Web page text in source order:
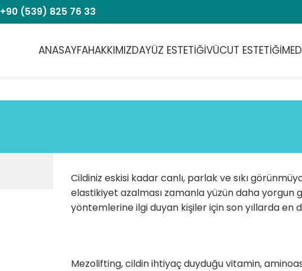
+90 (539) 825 76 33
ANASAYFAHAKKIMIZDAYÜZ ESTETIĞIVÜCUT ESTETIĞI
Cildiniz eskisi kadar canlı, parlak ve sıkı
elastikiyet azalması zamanla yüzün daha yorgun
yöntemlerine ilgi duyan kişiler için son yıllarda
Mezolifting, cildin ihtiyaç duyduğu vitamin,